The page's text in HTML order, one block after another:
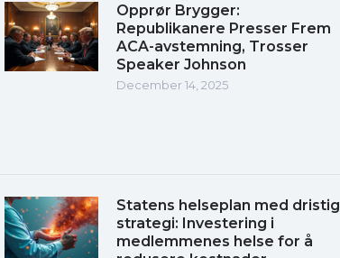
Opprør Brygger:
Republikanere Presser Frem
ACA-avstemning, Trosser
Speaker Johnson
December 14, 2025
Statens helseplan med dristig
strategi: Investering i
medlemmenes helse for å